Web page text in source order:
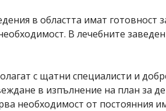
в областта имат готовност
В лечебните
с щатни специалисти и
в изпълнение на план за
необходимост от постоянния